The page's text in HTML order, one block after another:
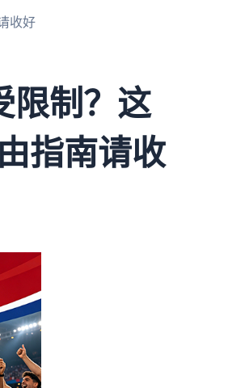
收好
限制？这
指南请收